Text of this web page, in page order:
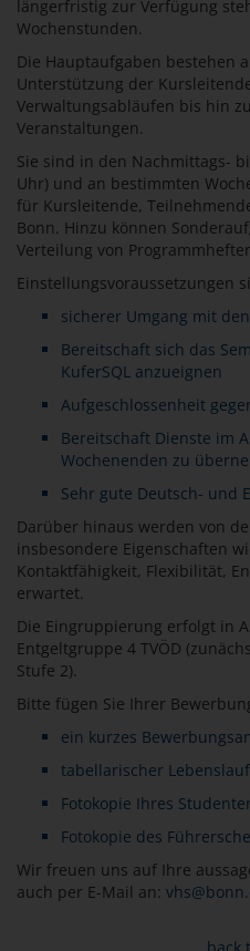
längerfristig zur Verfügung
Wochenstunden.
Die Hauptaufgaben bestehen
Unterstützung der
Verwaltungsabläufen bis hin
Veranstaltungen.
Sie sind in den Nachmittags-
Uhr) und an bestimmten
für Kursleitende,
Bonn. Hinzu können
Verteilung von
Einstellungsvoraussetzungen
sicherer Umgang mit
Bereitschaft sich das
KuferSQL anzueignen
Aufgeschlossenheit
Bereitschaft Dienste im
Wochenenden zu
Sehr gute Deutsch- und
Darüber hinaus werden von
insbesondere Eigenschaften
Kontaktfähigkeit, Flexibilität,
erwartet.
Die Eingruppierung erfolgt in
Entgeltgruppe 4 TVÖD
Stufe 2).
Bitte fügen Sie Ihrer
ein kurzes
tabellarischer Lebenslauf
Fotokopie Ihres
Fotokopie des
Wir freuen uns auf Ihre
auch per E-Mail an: